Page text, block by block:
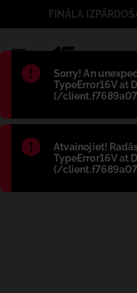
Błąd:
Sorry! An
TypeError16V at
(/
Błąd:
Atvainojiet!
TypeError16V at
(/
FINĀLA